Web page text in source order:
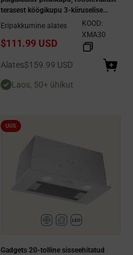
terasest köögikupu 3-kiiruselise
väljatõmbeventilaatoriga,
kanaliga/kanalita teisendatav -
hõbedane
Eripakkumine alates
$111.99 USD
KOOD:
XMA30
Allahindlushind
Alates$159.99 USD
Laos, 50+ ühikut
UUS
Gadgets 20-tolline sisseehitatud